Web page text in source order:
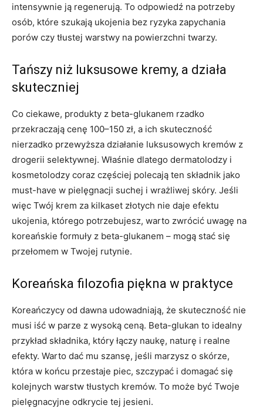
intensywnie ją regenerują. To odpowiedź na potrzeby
osób, które szukają ukojenia bez ryzyka zapychania
porów czy tłustej warstwy na powierzchni twarzy.
Tańszy niż luksusowe kremy, a działa
skuteczniej
Co ciekawe, produkty z beta-glukanem rzadko
przekraczają cenę 100–150 zł, a ich skuteczność
nierzadko przewyższa działanie luksusowych kremów z
drogerii selektywnej. Właśnie dlatego dermatolodzy i
kosmetolodzy coraz częściej polecają ten składnik jako
must-have w pielęgnacji suchej i wrażliwej skóry. Jeśli
więc Twój krem za kilkaset złotych nie daje efektu
ukojenia, którego potrzebujesz, warto zwrócić uwagę na
koreańskie formuły z beta-glukanem – mogą stać się
przełomem w Twojej rutynie.
Koreańska filozofia piękna w praktyce
Koreańczycy od dawna udowadniają, że skuteczność nie
musi iść w parze z wysoką ceną. Beta-glukan to idealny
przykład składnika, który łączy naukę, naturę i realne
efekty. Warto dać mu szansę, jeśli marzysz o skórze,
która w końcu przestaje piec, szczypać i domagać się
kolejnych warstw tłustych kremów. To może być Twoje
pielęgnacyjne odkrycie tej jesieni.